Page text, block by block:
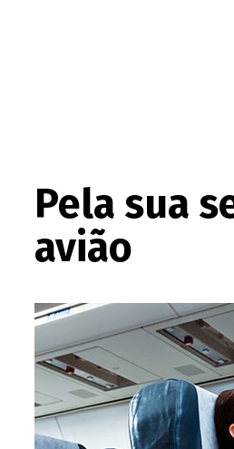
Pela sua
avião